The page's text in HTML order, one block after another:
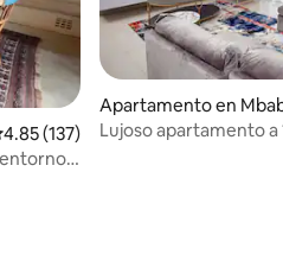
promedio: 4.85 de 5,
4.85 (137)
Apartamento en
Lujoso apartamento a